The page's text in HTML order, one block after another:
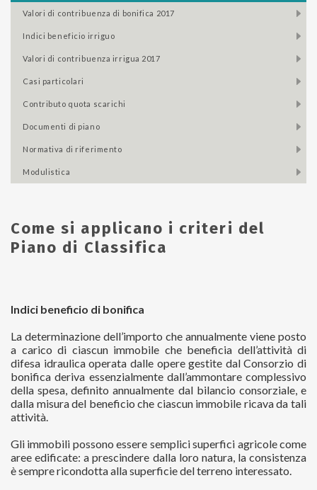
valori di contribuenza di bonifica 2017
indici beneficio irriguo
valori di contribuenza irrigua 2017
casi particolari
contributo quota scarichi
documenti di piano
normativa di riferimento
modulistica
Come si applicano i criteri del
Piano di Classifica
Indici beneficio di bonifica
La determinazione dell’importo che annualmente viene posto
a carico di ciascun immobile che beneficia dell’attività di
difesa idraulica operata dalle opere gestite dal Consorzio di
bonifica deriva essenzialmente dall’ammontare complessivo
della spesa, definito annualmente dal bilancio consorziale, e
dalla misura del beneficio che ciascun immobile ricava da tali
attività.
Gli immobili possono essere semplici superfici agricole come
aree edificate: a prescindere dalla loro natura, la consistenza
è sempre ricondotta alla superficie del terreno interessato.